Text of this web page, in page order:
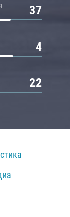
37
4
22